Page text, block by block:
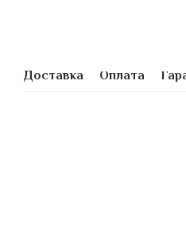
Доставка Оплата